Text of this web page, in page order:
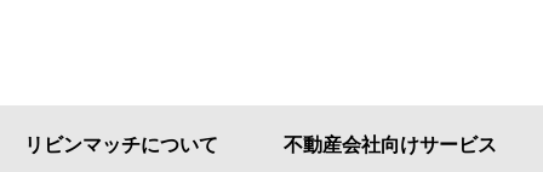
リビンマッチについて 不動産会社向けサービス